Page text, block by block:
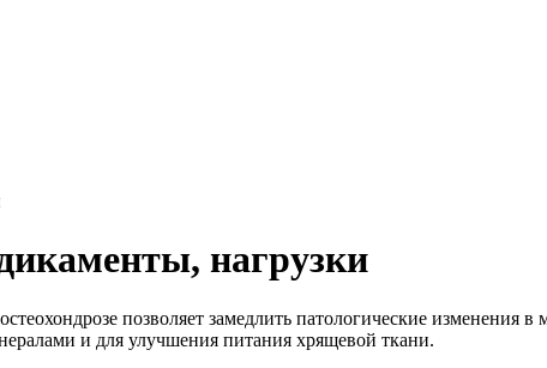
нагрузки
позволяет замедлить патологические изменения
и для улучшения питания хрящевой ткани.